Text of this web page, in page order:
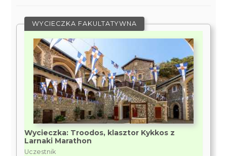
WYCIECZKA FAKULTATYWNA
Wycieczka: Troodos, klasztor Kykkos z
Larnaki Marathon
Uczestnik